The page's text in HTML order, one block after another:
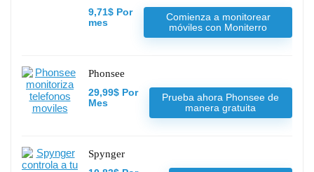
9,71$ Por
mes
Comienza a monitorear
móviles con Moniterro
Phonsee
29,99$ Por
Mes
Prueba ahora Phonsee de
manera gratuita
Spynger